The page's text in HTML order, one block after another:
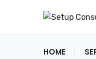
HOME